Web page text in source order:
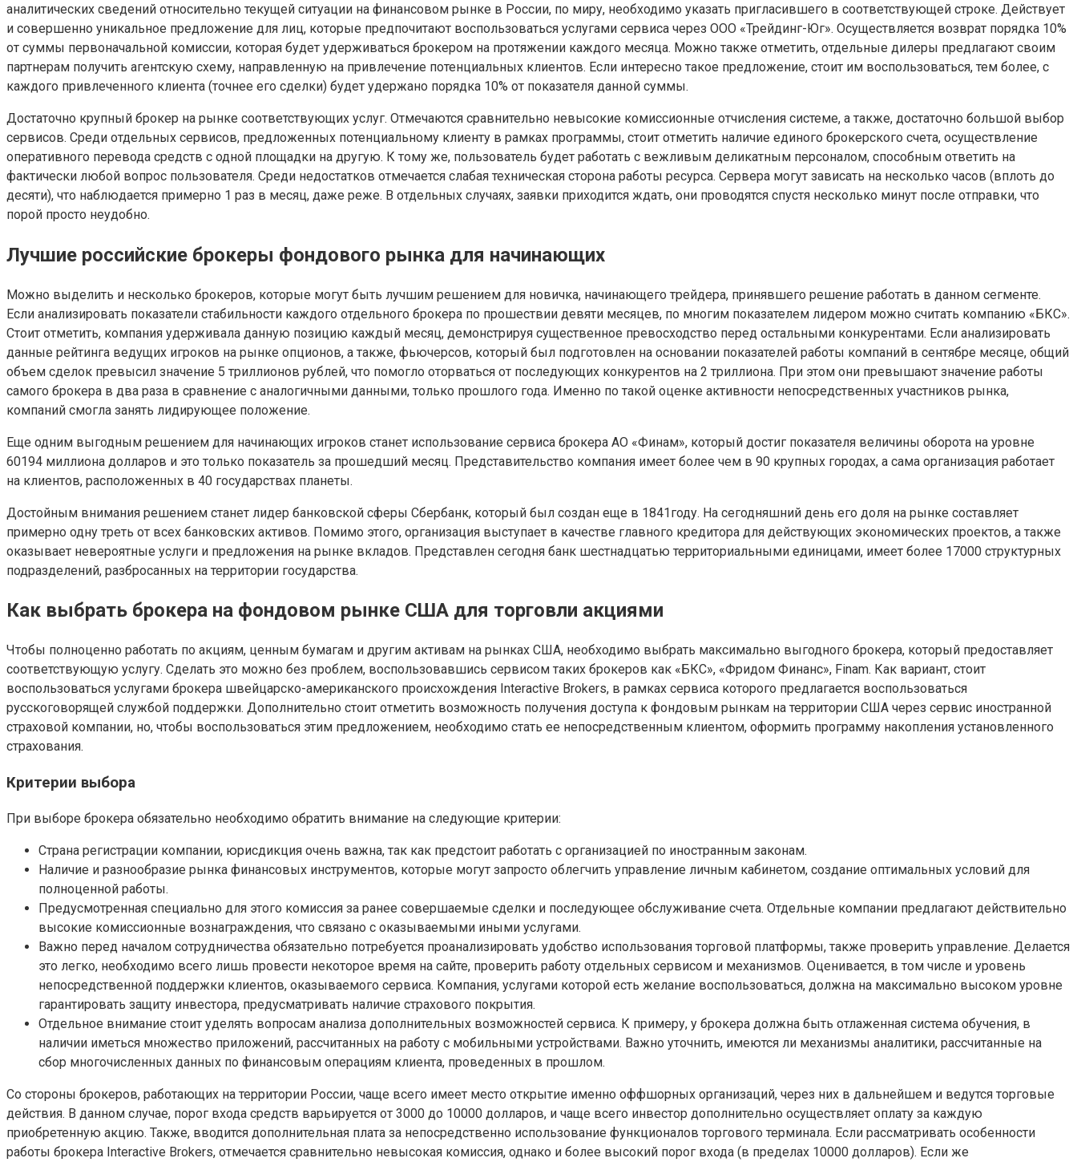
аналитических сведений относительно текущей ситуации на финансовом рынке в России, по миру, необходимо указать пригласившего в соответствующей строке. Действует
и совершенно уникальное предложение для лиц, которые предпочитают воспользоваться услугами сервиса через ООО «Трейдинг-Юг». Осуществляется возврат порядка 10%
от суммы первоначальной комиссии, которая будет удерживаться брокером на протяжении каждого месяца. Можно также отметить, отдельные дилеры предлагают своим
партнерам получить агентскую схему, направленную на привлечение потенциальных клиентов. Если интересно такое предложение, стоит им воспользоваться, тем более, с
каждого привлеченного клиента (точнее его сделки) будет удержано порядка 10% от показателя данной суммы.
Достаточно крупный брокер на рынке соответствующих услуг. Отмечаются сравнительно невысокие комиссионные отчисления системе, а также, достаточно большой выбор
сервисов. Среди отдельных сервисов, предложенных потенциальному клиенту в рамках программы, стоит отметить наличие единого брокерского счета, осуществление
оперативного перевода средств с одной площадки на другую. К тому же, пользователь будет работать с вежливым деликатным персоналом, способным ответить на
фактически любой вопрос пользователя. Среди недостатков отмечается слабая техническая сторона работы ресурса. Сервера могут зависать на несколько часов (вплоть до
десяти), что наблюдается примерно 1 раз в месяц, даже реже. В отдельных случаях, заявки приходится ждать, они проводятся спустя несколько минут после отправки, что
порой просто неудобно.
Лучшие российские брокеры фондового рынка для начинающих
Можно выделить и несколько брокеров, которые могут быть лучшим решением для новичка, начинающего трейдера, принявшего решение работать в данном сегменте.
Если анализировать показатели стабильности каждого отдельного брокера по прошествии девяти месяцев, по многим показателем лидером можно считать компанию «БКС».
Стоит отметить, компания удерживала данную позицию каждый месяц, демонстрируя существенное превосходство перед остальными конкурентами. Если анализировать
данные рейтинга ведущих игроков на рынке опционов, а также, фьючерсов, который был подготовлен на основании показателей работы компаний в сентябре месяце, общий
объем сделок превысил значение 5 триллионов рублей, что помогло оторваться от последующих конкурентов на 2 триллиона. При этом они превышают значение работы
самого брокера в два раза в сравнение с аналогичными данными, только прошлого года. Именно по такой оценке активности непосредственных участников рынка,
компаний смогла занять лидирующее положение.
Еще одним выгодным решением для начинающих игроков станет использование сервиса брокера АО «Финам», который достиг показателя величины оборота на уровне
60194 миллиона долларов и это только показатель за прошедший месяц. Представительство компания имеет более чем в 90 крупных городах, а сама организация работает
на клиентов, расположенных в 40 государствах планеты.
Достойным внимания решением станет лидер банковской сферы Сбербанк, который был создан еще в 1841году. На сегодняшний день его доля на рынке составляет
примерно одну треть от всех банковских активов. Помимо этого, организация выступает в качестве главного кредитора для действующих экономических проектов, а также
оказывает невероятные услуги и предложения на рынке вкладов. Представлен сегодня банк шестнадцатью территориальными единицами, имеет более 17000 структурных
подразделений, разбросанных на территории государства.
Как выбрать брокера на фондовом рынке США для торговли акциями
Чтобы полноценно работать по акциям, ценным бумагам и другим активам на рынках США, необходимо выбрать максимально выгодного брокера, который предоставляет
соответствующую услугу. Сделать это можно без проблем, воспользовавшись сервисом таких брокеров как «БКС», «Фридом Финанс», Finam. Как вариант, стоит
воспользоваться услугами брокера швейцарско-американского происхождения Interactive Brokers, в рамках сервиса которого предлагается воспользоваться
русскоговорящей службой поддержки. Дополнительно стоит отметить возможность получения доступа к фондовым рынкам на территории США через сервис иностранной
страховой компании, но, чтобы воспользоваться этим предложением, необходимо стать ее непосредственным клиентом, оформить программу накопления установленного
страхования.
Критерии выбора
При выборе брокера обязательно необходимо обратить внимание на следующие критерии:
Страна регистрации компании, юрисдикция очень важна, так как предстоит работать с организацией по иностранным законам.
Наличие и разнообразие рынка финансовых инструментов, которые могут запросто облегчить управление личным кабинетом, создание оптимальных условий для
полноценной работы.
Предусмотренная специально для этого комиссия за ранее совершаемые сделки и последующее обслуживание счета. Отдельные компании предлагают действительно
высокие комиссионные вознаграждения, что связано с оказываемыми иными услугами.
Важно перед началом сотрудничества обязательно потребуется проанализировать удобство использования торговой платформы, также проверить управление. Делается
это легко, необходимо всего лишь провести некоторое время на сайте, проверить работу отдельных сервисом и механизмов. Оценивается, в том числе и уровень
непосредственной поддержки клиентов, оказываемого сервиса. Компания, услугами которой есть желание воспользоваться, должна на максимально высоком уровне
гарантировать защиту инвестора, предусматривать наличие страхового покрытия.
Отдельное внимание стоит уделять вопросам анализа дополнительных возможностей сервиса. К примеру, у брокера должна быть отлаженная система обучения, в
наличии иметься множество приложений, рассчитанных на работу с мобильными устройствами. Важно уточнить, имеются ли механизмы аналитики, рассчитанные на
сбор многочисленных данных по финансовым операциям клиента, проведенных в прошлом.
Со стороны брокеров, работающих на территории России, чаще всего имеет место открытие именно оффшорных организаций, через них в дальнейшем и ведутся торговые
действия. В данном случае, порог входа средств варьируется от 3000 до 10000 долларов, и чаще всего инвестор дополнительно осуществляет оплату за каждую
приобретенную акцию. Также, вводится дополнительная плата за непосредственно использование функционалов торгового терминала. Если рассматривать особенности
работы брокера Interactive Brokers, отмечается сравнительно невысокая комиссия, однако и более высокий порог входа (в пределах 10000 долларов). Если же